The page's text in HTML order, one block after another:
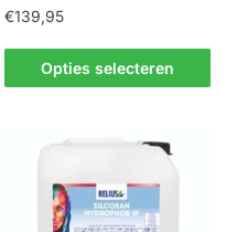
€139,95
Opties selecteren
product
meerdere